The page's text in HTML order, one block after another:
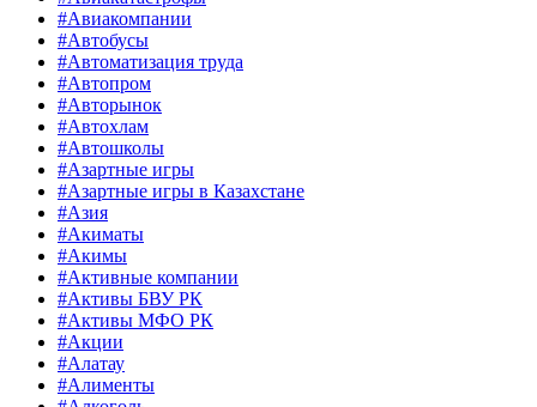
#Авиакомпании
#Автобусы
#Автоматизация труда
#Автопром
#Авторынок
#Автохлам
#Автошколы
#Азартные игры
#Азартные игры в Казахстане
#Азия
#Акиматы
#Акимы
#Активные компании
#Активы БВУ РК
#Активы МФО РК
#Акции
#Алатау
#Алименты